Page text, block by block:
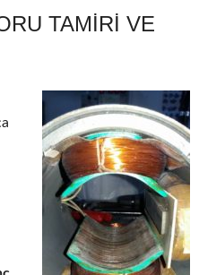
TAMIRI VE